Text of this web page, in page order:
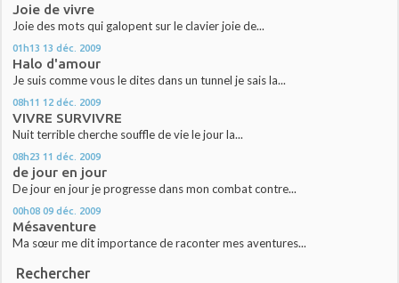
Joie de vivre
Joie des mots qui galopent sur le clavier joie de...
01h13 13 déc. 2009
Halo d'amour
Je suis comme vous le dites dans un tunnel je sais la...
08h11 12 déc. 2009
VIVRE SURVIVRE
Nuit terrible cherche souffle de vie le jour la...
08h23 11 déc. 2009
de jour en jour
De jour en jour je progresse dans mon combat contre...
00h08 09 déc. 2009
Mésaventure
Ma sœur me dit importance de raconter mes aventures...
Rechercher